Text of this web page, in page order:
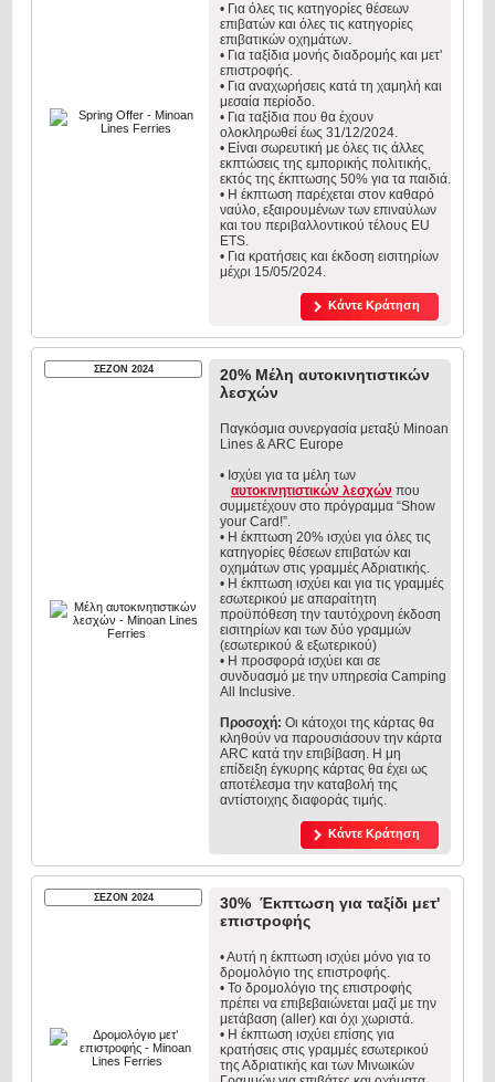
• Για όλες τις κατηγορίες θέσεων
επιβατών και όλες τις κατηγορίες
επιβατικών οχημάτων.
• Για ταξίδια μονής διαδρομής και μετ'
επιστροφής.
• Για αναχωρήσεις κατά τη χαμηλή και
μεσαία περίοδο.
• Για ταξίδια που θα έχουν
ολοκληρωθεί έως 31/12/2024.
• Είναι σωρευτική με όλες τις άλλες
εκπτώσεις της εμπορικής πολιτικής,
εκτός της έκπτωσης 50% για τα παιδιά.
• Η έκπτωση παρέχεται στον καθαρό
ναύλο, εξαιρουμένων των επιναύλων
και του περιβαλλοντικού τέλους EU
ETS.
• Για κρατήσεις και έκδοση εισιτηρίων
μέχρι 15/05/2024.
Κάντε Κράτηση
ΣΕΖΟΝ 2024
20% Μέλη αυτοκινητιστικών
λεσχών
Παγκόσμια συνεργασία μεταξύ Minoan
Lines & ARC Europe
• Ισχύει για τα μέλη των
αυτοκινητιστικών λεσχώνπου
συμμετέχουν στο πρόγραμμα “Show
your Card!”.
• Η έκπτωση 20% ισχύει για όλες τις
κατηγορίες θέσεων επιβατών και
οχημάτων στις γραμμές Αδριατικής.
• Η έκπτωση ισχύει και για τις γραμμές
εσωτερικού με απαραίτητη
προϋπόθεση την ταυτόχρονη έκδοση
εισιτηρίων και των δύο γραμμών
(εσωτερικού & εξωτερικού)
• Η προσφορά ισχύει και σε
συνδυασμό με την υπηρεσία Camping
All Inclusive.
Προσοχή: Οι κάτοχοι της κάρτας θα
κληθούν να παρουσιάσουν την κάρτα
ARC κατά την επιβίβαση. Η μη
επίδειξη έγκυρης κάρτας θα έχει ως
αποτέλεσμα την καταβολή της
αντίστοιχης διαφοράς τιμής.
Κάντε Κράτηση
ΣΕΖΟΝ 2024
30% Έκπτωση για ταξίδι μετ'
επιστροφής
• Αυτή η έκπτωση ισχύει μόνο για το
δρομολόγιο της επιστροφής.
• Το δρομολόγιο της επιστροφής
πρέπει να επιβεβαιώνεται μαζί με την
μετάβαση (aller) και όχι χωριστά.
• Η έκπτωση ισχύει επίσης για
κρατήσεις στις γραμμές εσωτερικού
της Αδριατικής και των Μινωικών